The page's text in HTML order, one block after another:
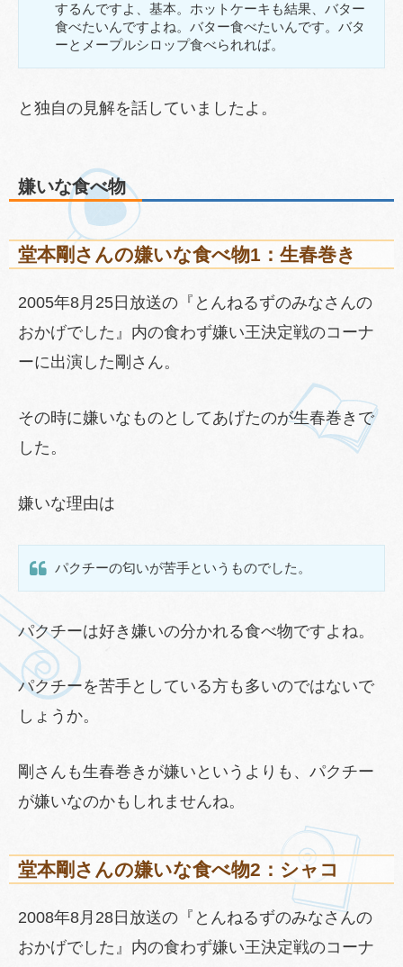
するんですよ、基本。ホットケーキも結果、バター
食べたいんですよね。バター食べたいんです。バタ
ーとメープルシロップ食べられれば。
と独自の見解を話していましたよ。
嫌いな食べ物
堂本剛さんの嫌いな食べ物1：生春巻き
2005年8月25日放送の『とんねるずのみなさんの
おかげでした』内の食わず嫌い王決定戦のコーナ
ーに出演した剛さん。
その時に嫌いなものとしてあげたのが生春巻きで
した。
嫌いな理由は
パクチーの匂いが苦手というものでした。
パクチーは好き嫌いの分かれる食べ物ですよね。
パクチーを苦手としている方も多いのではないで
しょうか。
剛さんも生春巻きが嫌いというよりも、パクチー
が嫌いなのかもしれませんね。
堂本剛さんの嫌いな食べ物2：シャコ
2008年8月28日放送の『とんねるずのみなさんの
おかげでした』内の食わず嫌い王決定戦のコーナ